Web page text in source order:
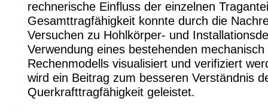
rechnerische Einfluss der einzelnen
Gesamttragfähigkeit konnte durch die
Versuchen zu Hohlkörper- und
Verwendung eines bestehenden
Rechenmodells visualisiert und verifiziert
wird ein Beitrag zum besseren Verständnis
Querkrafttragfähigkeit geleistet.